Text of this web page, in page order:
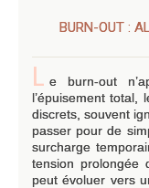
BURN-OUT :
L e burn-out
l’épuisement total,
discrets, souvent
passer pour de
surcharge
tension prolongée
peut évoluer vers